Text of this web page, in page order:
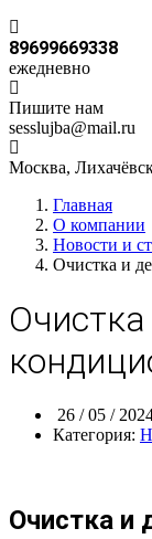
89699669338
ежедневно
Пишите нам
sesslujba@mail.ru
Москва,
Главная
О компании
Новости и
Очистка и
26 / 05 /
Категория:
Очистка и